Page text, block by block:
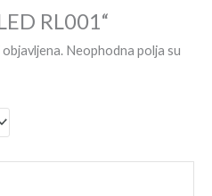
RL001“
Neophodna polja su